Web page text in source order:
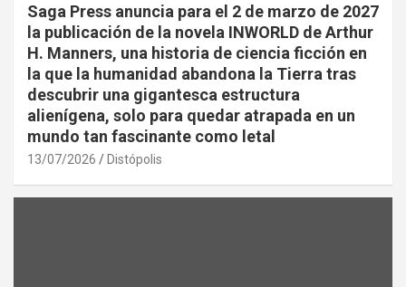
Saga Press anuncia para el 2 de marzo de 2027
la publicación de la novela INWORLD de Arthur
H. Manners, una historia de ciencia ficción en
la que la humanidad abandona la Tierra tras
descubrir una gigantesca estructura
alienígena, solo para quedar atrapada en un
mundo tan fascinante como letal
13/07/2026 Distópolis